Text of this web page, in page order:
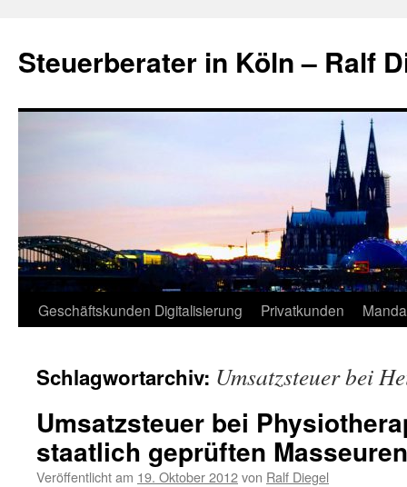
springen
Steuerberater in Köln – Ralf
Geschäftskunden Digitalisierung Privatkunden
Schlagwortarchiv: Umsatzsteuer bei
Umsatzsteuer bei
staatlich geprüften Masseuren
Veröffentlicht am 19. Oktober 2012von Ralf Diegel